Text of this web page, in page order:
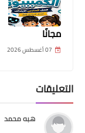
مجانًا
07 أغسطس 2026
التعليقات
هبه محمد